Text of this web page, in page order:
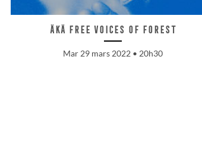
ÄKÄ Free Voices of Forest
Mar 29 mars 2022 • 20h30